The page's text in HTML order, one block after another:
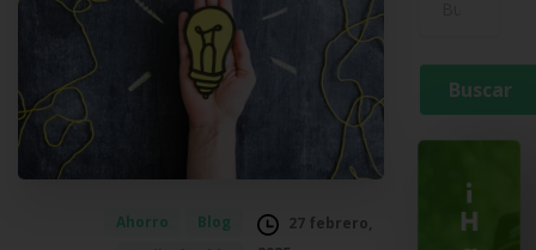
Ahorro
Blog
27 febrero,
¡
H